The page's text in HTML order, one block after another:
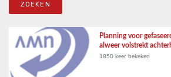
Planning voor
alweer volstrekt
1850 keer bekeken